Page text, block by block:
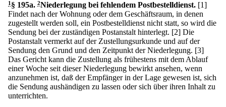
1 § 195a. 2Niederlegung bei fehlendem Postbestelldienst. [1]
Findet nach der Wohnung oder dem Geschäftsraum, in denen
zugestellt werden soll, ein Postbestelldienst nicht statt, so wird die
Sendung bei der zuständigen Postanstalt hinterlegt. [2] Die
Postanstalt vermerkt auf der Zustellungsurkunde und auf der
Sendung den Grund und den Zeitpunkt der Niederlegung. [3]
Das Gericht kann die Zustellung als frühestens mit dem Ablauf
einer Woche seit dieser Niederlegung bewirkt ansehen, wenn
anzunehmen ist, daß der Empfänger in der Lage gewesen ist, sich
die Sendung aushändigen zu lassen oder sich über ihren Inhalt zu
unterrichten.